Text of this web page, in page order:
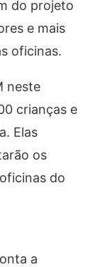
do projeto
e mais
oficinas.
neste
crianças e
Elas
os
do
a